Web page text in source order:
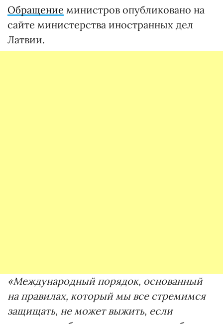
Обращение министров опубликовано на
сайте министерства иностранных дел
Латвии.
«Международный порядок, основанный
на правилах, который мы все стремимся
защищать, не может выжить, если